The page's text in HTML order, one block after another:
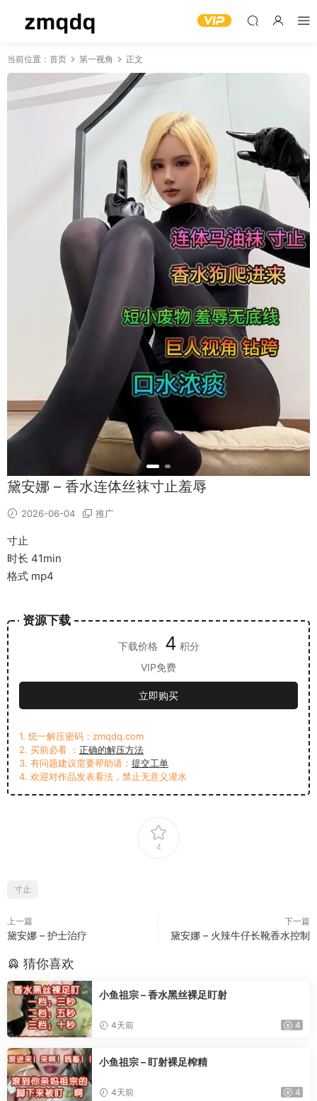
当前位置： 首页 第一视角 正文
黛安娜 – 香水连体丝袜寸止羞辱
2026-06-04 推广
寸止
时长 41min
格式 mp4
资源下载
下载价格 4 积分
VIP免费
立即购买
1. 统一解压密码：zmqdq.com
2. 买前必看 ： 正确的解压方法
3. 有问题建议需要帮助请： 提交工单
4. 欢迎对作品发表看法，禁止无意义灌水
4
寸止
上一篇
黛安娜 – 护士治疗
下一篇
黛安娜 – 火辣牛仔长靴香水控制
猜你喜欢
小鱼祖宗 – 香水黑丝裸足盯射
4天前 4
小鱼祖宗 – 盯射裸足榨精
4天前 4